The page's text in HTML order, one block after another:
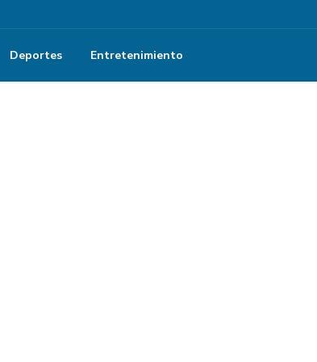
Deportes Entretenimiento